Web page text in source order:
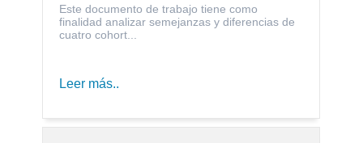
Este documento de trabajo tiene como
finalidad analizar semejanzas y diferencias de
cuatro cohort...
Leer más..